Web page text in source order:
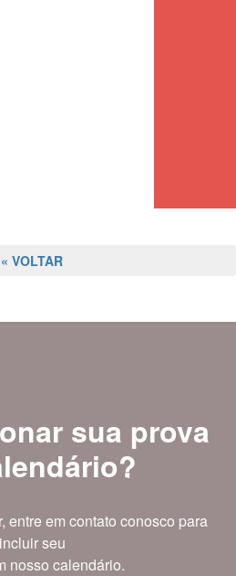
« VOLTAR
sua prova
entre em contato conosco para
incluir seu
nosso calendário.